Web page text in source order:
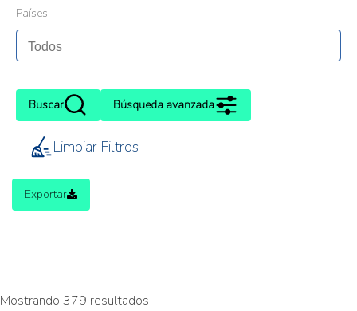
Países
Buscar Búsqueda avanzada
Limpiar Filtros
Exportar
Mostrando 379 resultados